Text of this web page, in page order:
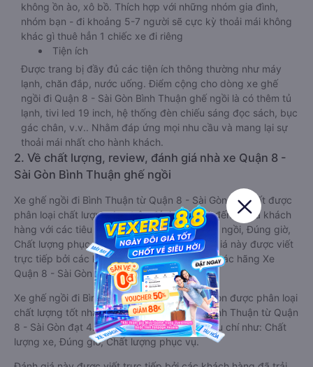
không ồn ào, xô bồ. Thích hợp với những nhóm gia đình,
nhóm bạn - đi khoảng 5-7 người sẽ cực kỳ thoải mái không
khác gì thuê hẳn 1 chiếc xe đi riêng
Tiện ích
Được trang bị đầy đủ các tiện ích thông thường như máy
lạnh, chăn đắp, nước uống. Điểm cộng cho dòng xe ghế
ngồi đi Quận 8 - Sài Gòn Bình Thuận ghế ngồi là có thêm tủ
lạnh, tivi led 19 inch, hệ thống đèn chiếu sáng đọc sách, bục
gác chân, v.v.. Nhằm đáp ứng mọi nhu cầu và mang lại sự
thoải mái nhất cho hành khách.
2. Về chất lượng, review, đánh giá nhà xe Quận 8 -
Sài Gòn Bình Thuận ghế ngồi
Xe ghế ngồi đi Bình Thuận từ Quận 8 - Sài Gòn tốt nhất được
phân loại chất lượng dựa trên đánh giá từ 1 đến 5 của khách
hàng với các tiêu chí như: Chất lượng xe ghế ngồi, Đúng giờ,
Chất lượng phục vụ trênVexere.com. Đánh giá này được viết
trực tiếp bởi các khách hàng đã trải nghiệm các hãng Xe
Quận 8 - Sài Gòn đi Bình Thuận.
Xe ghế ngồi đi Bình Thuận từ Quận 8 - Sài Gòn được phân loại
chất lượng tốt nhất là xe Phương Trang đi Bình Thuận từ Quận
8 - Sài Gòn đạt 4.8 / 5 điểm dựa trên các tiêu chí như: Chất
lượng xe, Đúng giờ, Chất lượng phục vụ.